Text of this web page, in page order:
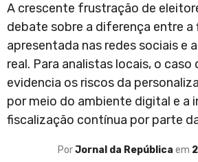
A crescente frustração de
debate sobre a diferença entre a
apresentada nas redes sociais e
real. Para analistas locais, o caso
evidencia os riscos da
por meio do ambiente digital e a
fiscalização contínua por parte
PorJornal da República em